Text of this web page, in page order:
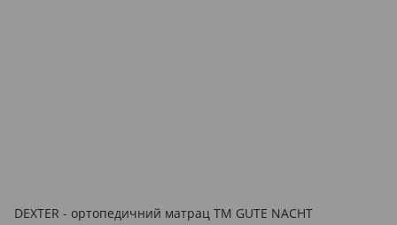
DEXTER - ортопедичний матрац ТМ GUTE NACHT